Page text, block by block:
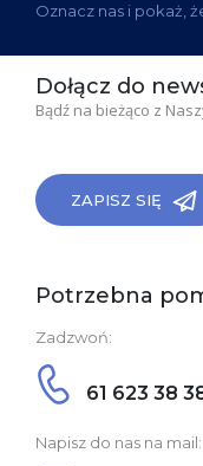
Oznacz nas i pokaż,
Dołącz do
Bądź na bieżąco z
ZAPISZ SIĘ
Potrzebna
Zadzwoń:
61 623 38
Napisz do nas na mail: